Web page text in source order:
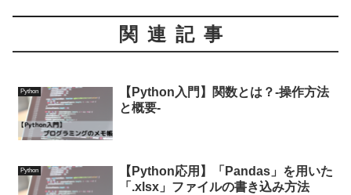
関連記事
Python
【Python入門】関数とは？-操作方法
と概要-
Python
【Python応用】「Pandas」を用いた
「.xlsx」ファイルの書き込み方法